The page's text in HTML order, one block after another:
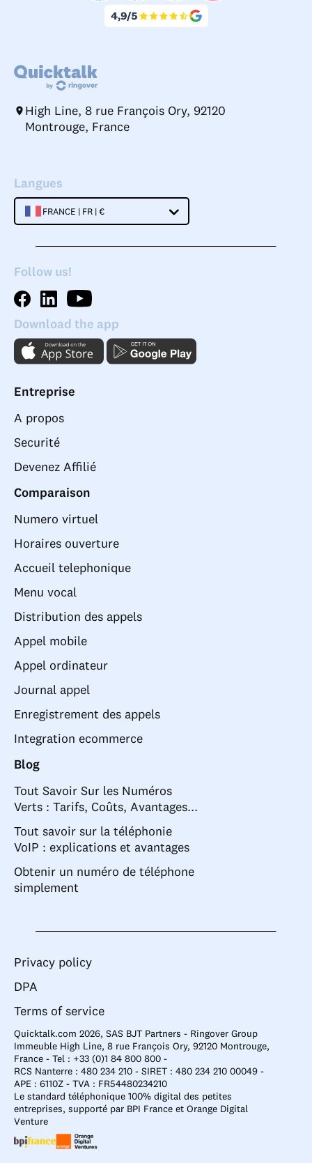
High Line, 8 rue François Ory, 92120
Montrouge, France
Langues
FRANCE | FR | €
Follow us!
Download the app
Entreprise
A propos
Securité
Devenez Affilié
Comparaison
Numero virtuel
Horaires ouverture
Accueil telephonique
Menu vocal
Distribution des appels
Appel mobile
Appel ordinateur
Journal appel
Enregistrement des appels
Integration ecommerce
Blog
Tout Savoir Sur les Numéros
Verts : Tarifs, Coûts, Avantages...
Tout savoir sur la téléphonie
VoIP : explications et avantages
Obtenir un numéro de téléphone
simplement
Quicktalk.com 2026, SAS BJT Partners - Ringover Group
Immeuble High Line, 8 rue François Ory, 92120 Montrouge,
France - Tel : +33 (0)1 84 800 800 -
RCS Nanterre : 480 234 210 - SIRET : 480 234 210 00049 -
APE : 6110Z - TVA : FR54480234210
Le standard téléphonique 100% digital des petites
entreprises, supporté par BPI France et Orange Digital
Venture
Privacy policy
DPA
Terms of service